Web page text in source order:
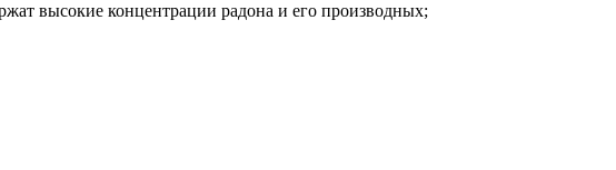
высокие концентрации радона и его производных;